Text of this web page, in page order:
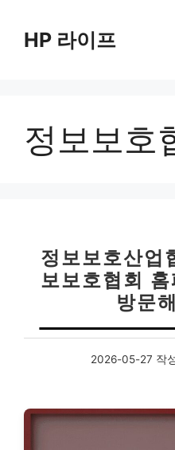
HP 라이프
정보보호
정보보호산업
보보호협회
방문
2026-05-27 작